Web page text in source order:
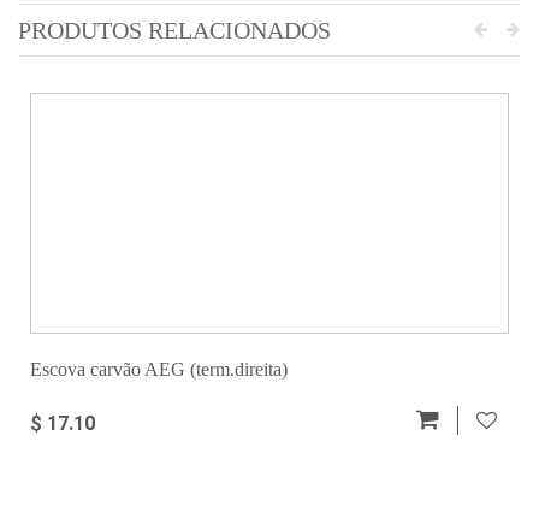
PRODUTOS RELACIONADOS
Escova carvão AEG (term.direita)
$ 17.10